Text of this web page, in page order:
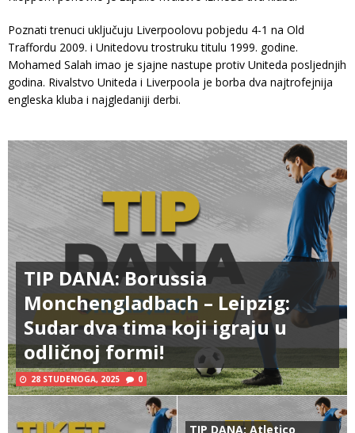
Poznati trenuci uključuju Liverpoolovu pobjedu 4-1 na Old
Traffordu 2009. i Unitedovu trostruku titulu 1999. godine.
Mohamed Salah imao je sjajne nastupe protiv Uniteda posljednjih
godina. Rivalstvo Uniteda i Liverpoola je borba dva najtrofejnija
engleska kluba i najgledaniji derbi.
TIP DANA: Borussia
Monchengladbach – Leipzig:
Sudar dva tima koji igraju u
odličnoj formi!
28 STUDENOGA, 2025 0
TIP DANA: Atletico